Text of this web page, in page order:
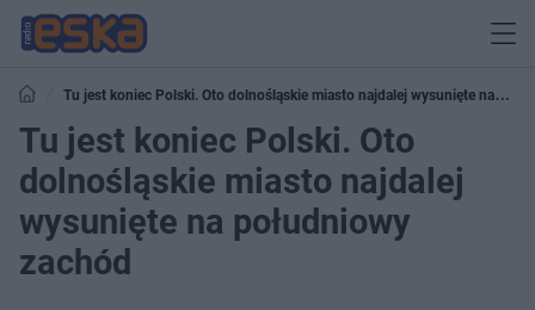
Tu jest koniec Polski. Oto dolnośląskie miasto najdalej wysunięte na
południowy zachód
Tu jest koniec Polski. Oto
dolnośląskie miasto najdalej
wysunięte na południowy
zachód